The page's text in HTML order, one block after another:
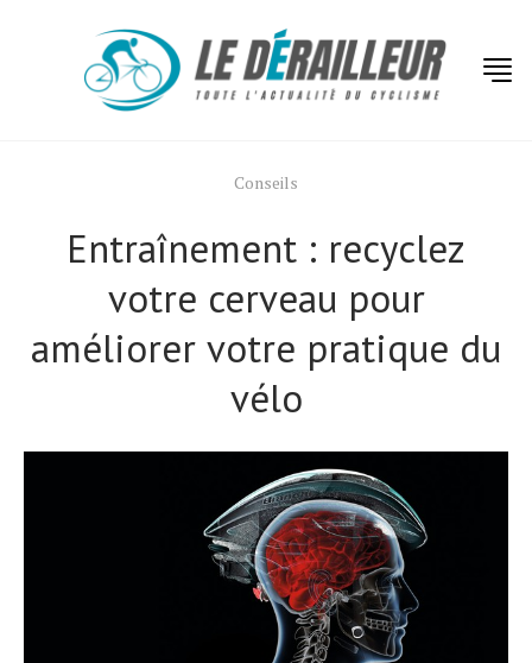
Conseils
Entraînement : recyclez
votre cerveau pour
améliorer votre pratique du
vélo